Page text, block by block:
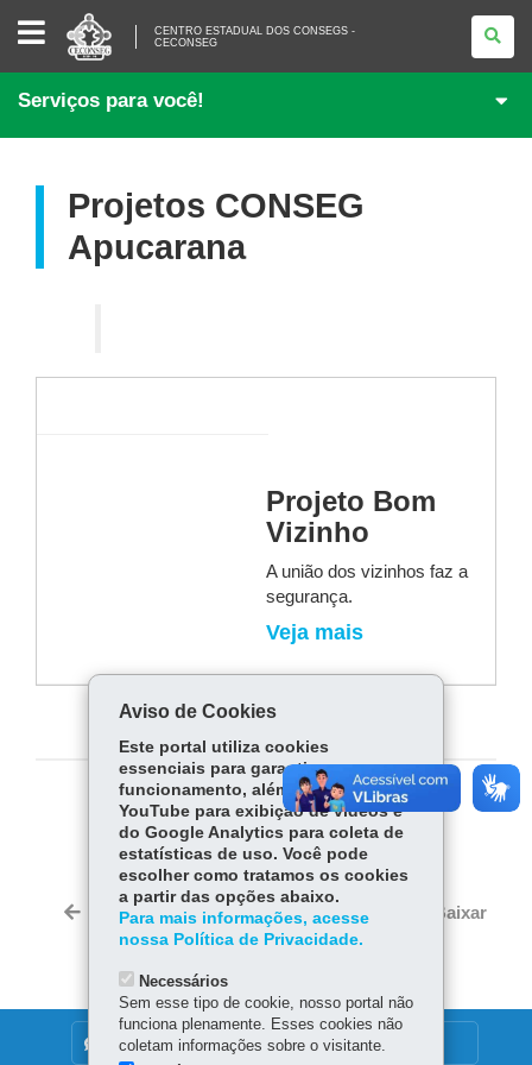
CENTRO
ESTADUAL
DOS
CONSEGS
CECONSEG
CENTRO ESTADUAL DOS CONSEGS -
CECONSEG
Serviços para você!
Projetos CONSEG
Apucarana
Projeto Bom
Vizinho
A união dos vizinhos faz a
segurança.
Veja mais
COMPARTILHE:
Fa
ce
bo
ok
Tw
itt
er
W
ha
Ap
Voltar Início Imprimir Baixar
DENUNCIE CORRUPÇÃO
Aviso de Cookies
Este portal utiliza cookies
essenciais para garantir seu
funcionamento, além de cookies do
YouTube para exibição de vídeos e
do Google Analytics para coleta de
estatísticas de uso. Você pode
escolher como tratamos os cookies
a partir das opções abaixo.
Para mais informações, acesse
nossa Política de Privacidade.
Necessários
Sem esse tipo de cookie, nosso portal não
funciona plenamente. Esses cookies não
coletam informações sobre o visitante.